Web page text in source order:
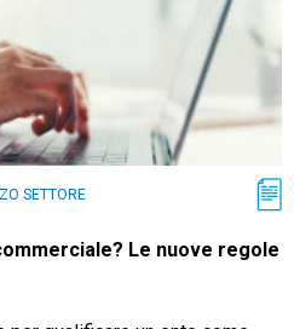
SETTORE
Le nuove regole